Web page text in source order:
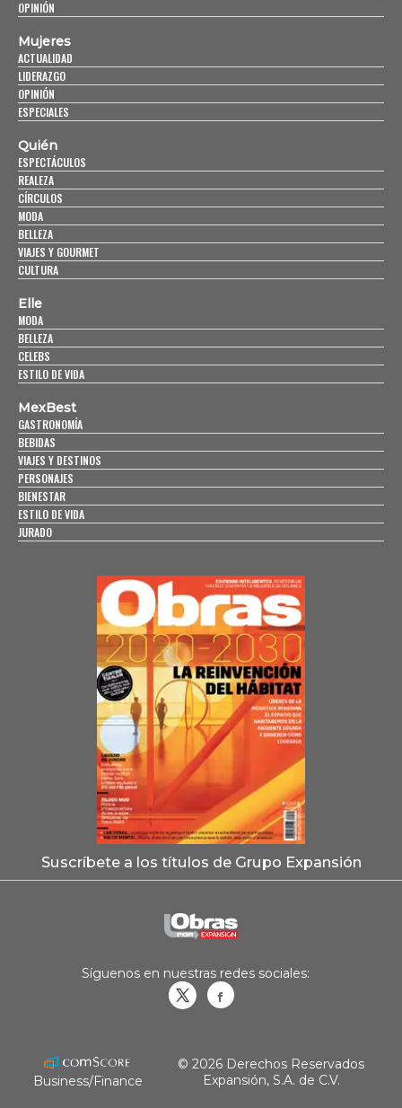
OPINIÓN
Mujeres
ACTUALIDAD
LIDERAZGO
OPINIÓN
ESPECIALES
Quién
ESPECTÁCULOS
REALEZA
CÍRCULOS
MODA
BELLEZA
VIAJES Y GOURMET
CULTURA
Elle
MODA
BELLEZA
CELEBS
ESTILO DE VIDA
MexBest
GASTRONOMÍA
BEBIDAS
VIAJES Y DESTINOS
PERSONAJES
BIENESTAR
ESTILO DE VIDA
JURADO
Suscríbete a los títulos de Grupo Expansión
Síguenos en nuestras redes sociales:
Business/Finance
© 2026 Derechos Reservados
Expansión, S.A. de C.V.